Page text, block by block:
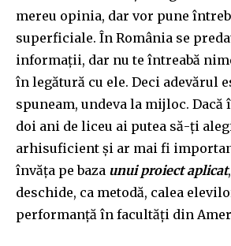
mereu opinia, dar vor pune
superficiale. În România se
informații, dar nu te întreabă
în legătură cu ele. Deci adevărul
spuneam, undeva la mijloc.
doi ani de liceu ai putea să-ți
arhisuficient și ar mai fi
învăța pe baza unui proiect aplicat
deschide, ca metodă, calea
performanță în facultăți din